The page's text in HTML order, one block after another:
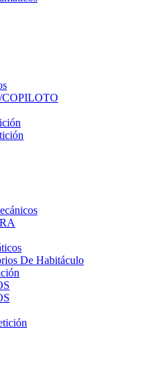
De Habitáculo